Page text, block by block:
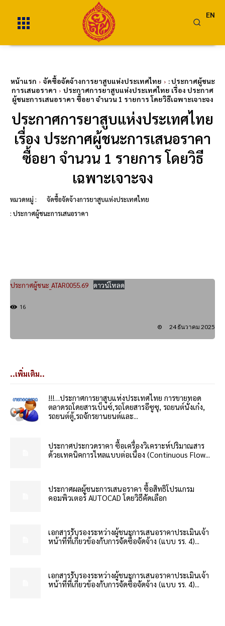
EN
หน้าแรก จัดซื้อจัดจ้างการยาสูบแห่งประเทศไทย
: ประกาศผู้ชนะ
การเสนอราคา
ประกาศการยาสูบแห่งประเทศไทย เรื่อง ประกาศ
ผู้ชนะการเสนอราคา ซื้อยา จำนวน 1 รายการ โดยวิธีเฉพาะเจาะจง
ประกาศการยาสูบแห่งประเทศไทย
เรื่อง ประกาศผู้ชนะการเสนอราคา
ซื้อยา จำนวน 1 รายการ โดยวิธี
เฉพาะเจาะจง
หมวดหมู่ :
จัดซื้อจัดจ้างการยาสูบแห่งประเทศไทย
: ประกาศผู้ชนะการเสนอราคา
ประกาศผู้ชนะ_ATAR0055.69 ดาวน์โหลด
16
24 ธันวาคม 2025
..เพิ่มเติม..
!!!…ประกาศการยาสูบแห่งประเทศไทย การขายทอด
ตลาดรถโดยสารเบ็นซ์,รถโดยสารอีซูซุ, รถยนต์นั่งเก๋ง,
รถยนต์ตู้,รถจักรยานยนต์และ...
ประกาศประกวดราคา ซื้อเครื่องวิเคราะห์ปริมาณสาร
ด้วยเทคนิคการไหลแบบต่อเนื่อง (Continuous Flow...
ประกาศผลผู้ชนะการเสนอราคา ซื้อสิทธิโปรแกรม
คอมพิวเตอร์ AUTOCAD โดยวิธีคัดเลือก
เอกสารรับรองระหว่างผู้ชนะการเสนอราคาประเมินเจ้า
หน้าที่ที่เกี่ยวข้องกับการจัดซื้อจัดจ้าง (แบบ รร. 4)...
เอกสารรับรองระหว่างผู้ชนะการเสนอราคาประเมินเจ้า
หน้าที่ที่เกี่ยวข้องกับการจัดซื้อจัดจ้าง (แบบ รร. 4)...